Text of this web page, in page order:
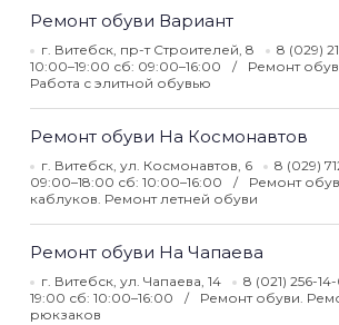
Ремонт обуви Вариант
г. Витебск, пр-т Строителей, 8 8 (029)
10:00–19:00 сб: 09:00–16:00
Ремонт
Работа с элитной обувью
Ремонт обуви На Космонавтов
г. Витебск, ул. Космонавтов, 6 8 (029)
09:00–18:00 сб: 10:00–16:00
Ремонт
каблуков. Ремонт летней обуви
Ремонт обуви На Чапаева
г. Витебск, ул. Чапаева, 14 8 (021) 256-
19:00 сб: 10:00–16:00
Ремонт обуви.
рюкзаков